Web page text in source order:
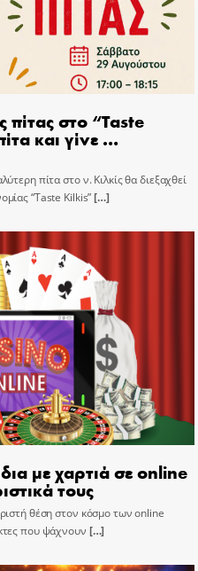
πίτας στο “Taste
και γίνε …
πίτα στο ν. Κιλκίς θα διεξαχθεί
“Taste Kilkis”[…]
με χαρτιά σε online
τους
θέση στον κόσμο των online
που ψάχνουν […]